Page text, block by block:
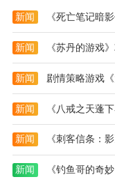
新闻 《死亡笔记暗
新闻 《苏丹的游戏
新闻
新闻
新闻
新闻 《钓鱼哥的奇